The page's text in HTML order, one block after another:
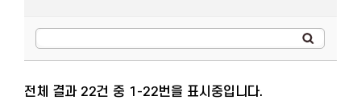
전체 결과 22건 중 1-22번을 표시중입니다.